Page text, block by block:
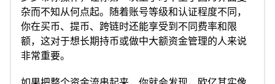
杂而不知从何点起。随着账号等级和认证程度不同，
你在买币、提币、跨链时还能享受到不同费率和限
额，这对于想长期持币或做中大额资金管理的人来说
非常重要。